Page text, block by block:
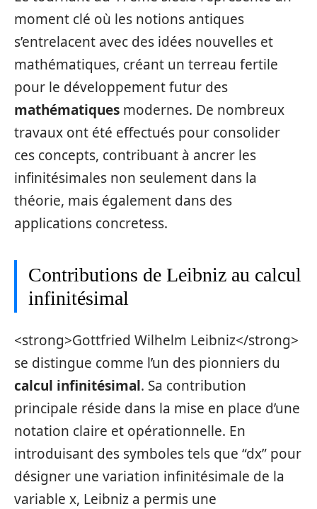
moment clé où les notions antiques
s’entrelacent avec des idées nouvelles et
mathématiques, créant un terreau fertile
pour le développement futur des
mathématiques modernes. De nombreux
travaux ont été effectués pour consolider
ces concepts, contribuant à ancrer les
infinitésimales non seulement dans la
théorie, mais également dans des
applications concretess.
Contributions de Leibniz au calcul
infinitésimal
<strong>Gottfried Wilhelm Leibniz</strong>
se distingue comme l’un des pionniers du
calcul infinitésimal. Sa contribution
principale réside dans la mise en place d’une
notation claire et opérationnelle. En
introduisant des symboles tels que “dx” pour
désigner une variation infinitésimale de la
variable x, Leibniz a permis une